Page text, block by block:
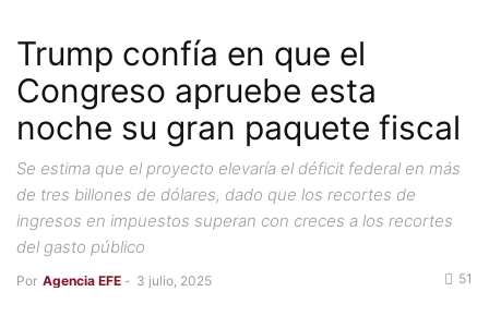
Trump confía en que el
Congreso apruebe esta
noche su gran paquete fiscal
Se estima que el proyecto elevaría el déficit federal en más
de tres billones de dólares, dado que los recortes de
ingresos en impuestos superan con creces a los recortes
del gasto público
Por Agencia EFE - 3 julio, 2025 51